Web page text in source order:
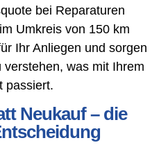
bei Reparaturen
Umkreis von 150 km
Ihr Anliegen und sorgen
was mit Ihrem
passiert.
Neukauf – die